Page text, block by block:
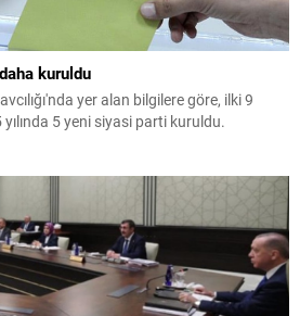
kuruldu
yer alan bilgilere göre, ilki 9
5 yeni siyasi parti kuruldu.